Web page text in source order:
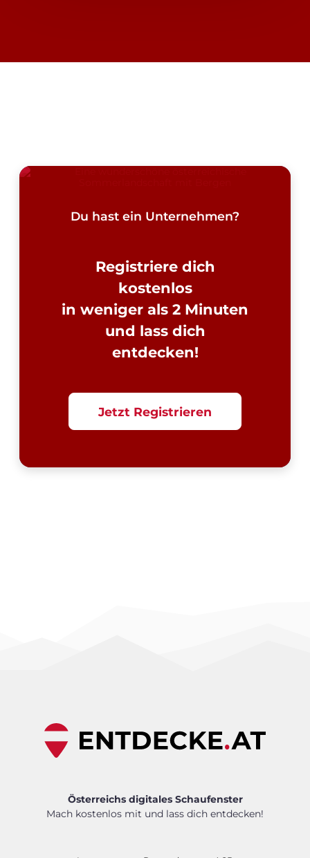
Du hast ein Unternehmen?
Registriere dich
kostenlos
in weniger als 2 Minuten
und lass dich
entdecken!
Jetzt Registrieren
Österreichs digitales Schaufenster
Mach kostenlos mit und lass dich entdecken!